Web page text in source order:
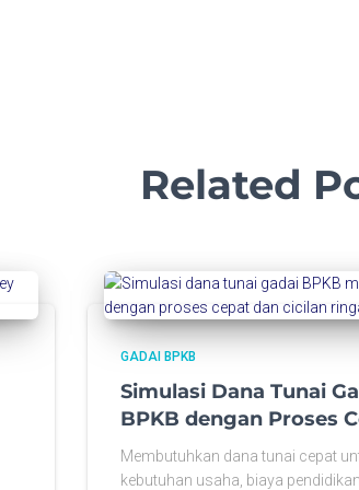
Related
GADAI BPKB
Simulasi Dana Tunai
BPKB dengan Proses
Membutuhkan dana tunai cepat
kebutuhan usaha, biaya